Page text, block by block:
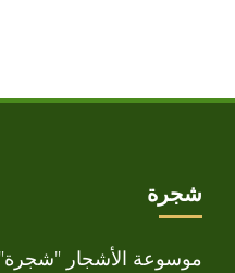
شجرة
موسوعة الأشجار